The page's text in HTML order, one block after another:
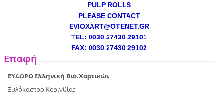
PULP ROLLS
PLEASE CONTACT
EVIOXART@OTENET.GR
TEL: 0030 27430 29101
FAX: 0030 27430 29102
Επαφή
ΕΥΔΩΡΟ Ελληνική Βιο.Χαρτικών
Ξυλόκαστρο Κορινθίας